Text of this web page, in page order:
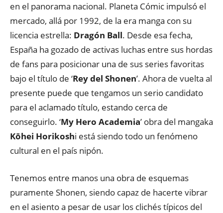
en el panorama nacional. Planeta Cómic impulsó el
mercado, allá por 1992, de la era manga con su
licencia estrella: Dragón Ball. Desde esa fecha,
España ha gozado de activas luchas entre sus hordas
de fans para posicionar una de sus series favoritas
bajo el título de ‘Rey del Shonen’. Ahora de vuelta al
presente puede que tengamos un serio candidato
para el aclamado título, estando cerca de
conseguirlo. ‘My Hero Academia’ obra del mangaka
Kōhei Horikoshi está siendo todo un fenómeno
cultural en el país nipón.
Tenemos entre manos una obra de esquemas
puramente Shonen, siendo capaz de hacerte vibrar
en el asiento a pesar de usar los clichés típicos del